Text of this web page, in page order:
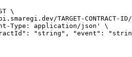
\
TARGET-CONTRACT-
Type: application/json '
\
"string", "event":